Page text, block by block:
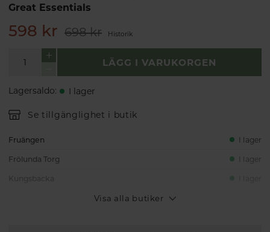
Great Essentials
598 kr 698 kr Historik
LÄGG I VARUKORGEN
Lagersaldo: I lager
Se tillgänglighet i butik
Fruängen I lager
Frölunda Torg I lager
Visa alla butiker